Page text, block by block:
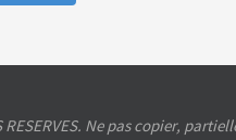
RESERVES. Ne pas copier,